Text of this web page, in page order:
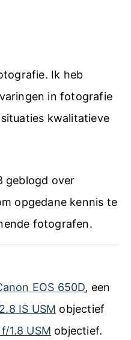
o
a
n
d
l
i
d
i
Ik heb
in fotografie
kwalitatieve
geblogd over
opgedane kennis te
fotografen.
EOS 650D, een
IS USM objectief
1.8 USM objectief.